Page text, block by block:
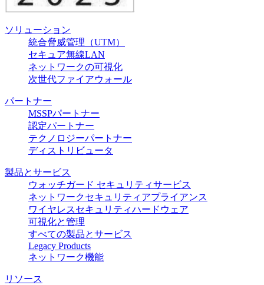
ソリューション
統合脅威管理（UTM）
セキュア無線LAN
ネットワークの可視化
次世代ファイアウォール
パートナー
MSSPパートナー
認定パートナー
テクノロジーパートナー
ディストリビュータ
製品とサービス
ウォッチガード セキュリティサービス
ネットワークセキュリティアプライアンス
ワイヤレスセキュリティハードウェア
可視化と管理
すべての製品とサービス
Legacy Products
ネットワーク機能
リソース